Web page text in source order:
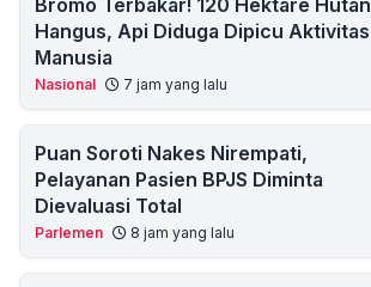
Hangus, Api Diduga Dipicu Aktivitas
Manusia
Nasional 7 jam yang lalu
Puan Soroti Nakes Nirempati,
Pelayanan Pasien BPJS Diminta
Dievaluasi Total
Parlemen 8 jam yang lalu